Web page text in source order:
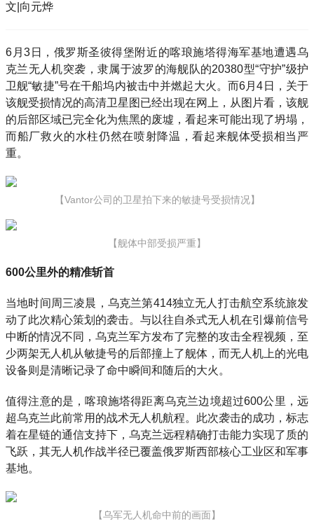
文|向元烨
6月3日，俄罗斯圣彼得堡附近的喀琅施塔得海军基地遭遇乌
克兰无人机突袭，隶属于波罗的海舰队的20380型“守护”级护
卫舰“敏捷”号在干船坞内被击中并燃起大火。而6月4日，关于
该舰受损情况的高清卫星图已经出现在网上，从图片看，该舰
的后部区域已完全化为焦黑的废墟，看起来可能出现了坍塌，
而船厂救火的水柱仍然在喷射降温，看起来舰体受损相当严
重。
【Vantor公司的卫星拍下来的敏捷号受损情况】
【舰体中部受损严重】
600公里外的精准斩首
当地时间周三凌晨，乌克兰第414独立无人打击航空系统旅发
动了此次精心策划的袭击。与以往自杀式无人机在引爆前信号
中断的情况不同，乌克兰军方发布了完整的攻击全程视频，至
少两架无人机从敏捷号的后部撞上了舰体，而无人机上的光电
设备则是清晰记录了命中瞬间和随后的大火。
值得注意的是，喀琅施塔得距离乌克兰边境超过600公里，远
超乌克兰此前常用的战术无人机航程。此次袭击的成功，标志
着在星链的通信支持下，乌克兰远程精确打击能力实现了质的
飞跃，其无人机作战半径已覆盖俄罗斯西部核心工业区和军事
基地。
【乌军无人机命中前的画面】